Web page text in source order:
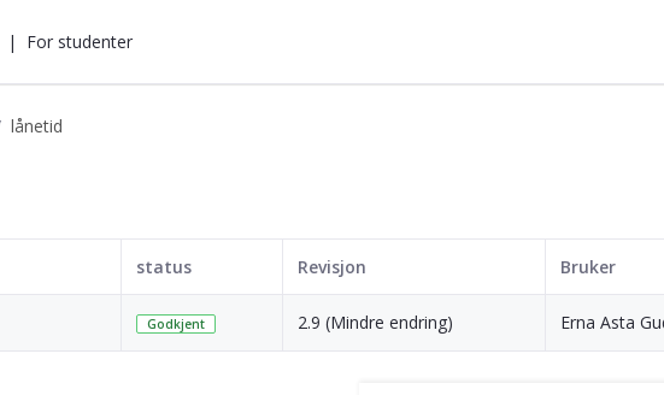
| For studenter
lånetid
status Revisjon Bruker
Godkjent 2.9 (Mindre endring) Erna Asta